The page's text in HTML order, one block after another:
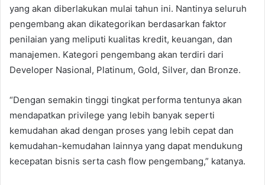
yang akan diberlakukan mulai tahun ini. Nantinya seluruh
pengembang akan dikategorikan berdasarkan faktor
penilaian yang meliputi kualitas kredit, keuangan, dan
manajemen. Kategori pengembang akan terdiri dari
Developer Nasional, Platinum, Gold, Silver, dan Bronze.
“Dengan semakin tinggi tingkat performa tentunya akan
mendapatkan privilege yang lebih banyak seperti
kemudahan akad dengan proses yang lebih cepat dan
kemudahan-kemudahan lainnya yang dapat mendukung
kecepatan bisnis serta cash flow pengembang,” katanya.